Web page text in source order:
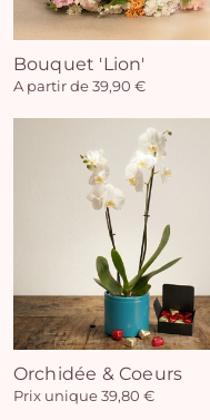
Bouquet 'Lion'
A partir de 39,90 €
Orchidée & Coeurs
Prix unique 39,80 €